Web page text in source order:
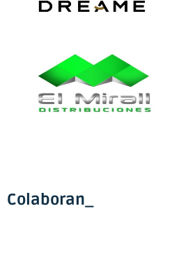
Colaboran_